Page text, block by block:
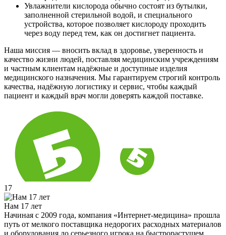
Увлажнители кислорода обычно состоят из бутылки,
заполненной стерильной водой, и специального
устройства, которое позволяет кислороду проходить
через воду перед тем, как он достигнет пациента.
Наша миссия — вносить вклад в здоровье, уверенность и
качество жизни людей, поставляя медицинским учреждениям
и частным клиентам надёжные и доступные изделия
медицинского назначения. Мы гарантируем строгий контроль
качества, надёжную логистику и сервис, чтобы каждый
пациент и каждый врач могли доверять каждой поставке.
17
Нам 17 лет
Начиная с 2009 года, компания «Интернет-медицина» прошла
путь от мелкого поставщика недорогих расходных материалов
и оборудования до серьезного игрока на быстрорастущем